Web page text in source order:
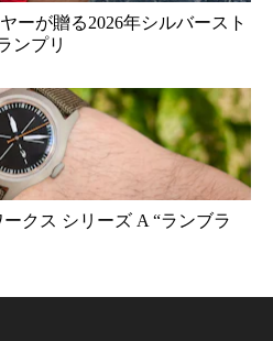
ーが贈る2026年シルバースト
ンプリ
クス シリーズ A “ランブラ